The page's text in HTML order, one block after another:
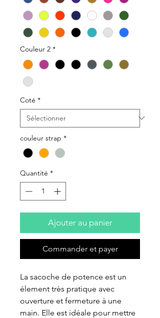
Couleur 2 *
Coté *
couleur strap *
Quantité *
Ajouter au panier
Commander et payer
La sacoche de potence est un
élement très pratique avec
ouverture et fermeture à une
main. Elle est idéale pour mettre